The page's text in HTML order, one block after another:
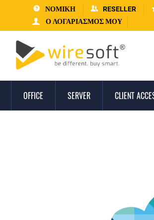
ΝΟΜΙΚΗ RESELLER
Ο ΛΟΓΑΡΙΑΣΜΌΣ ΜΟΥ
OFFICE SERVER CLIENT